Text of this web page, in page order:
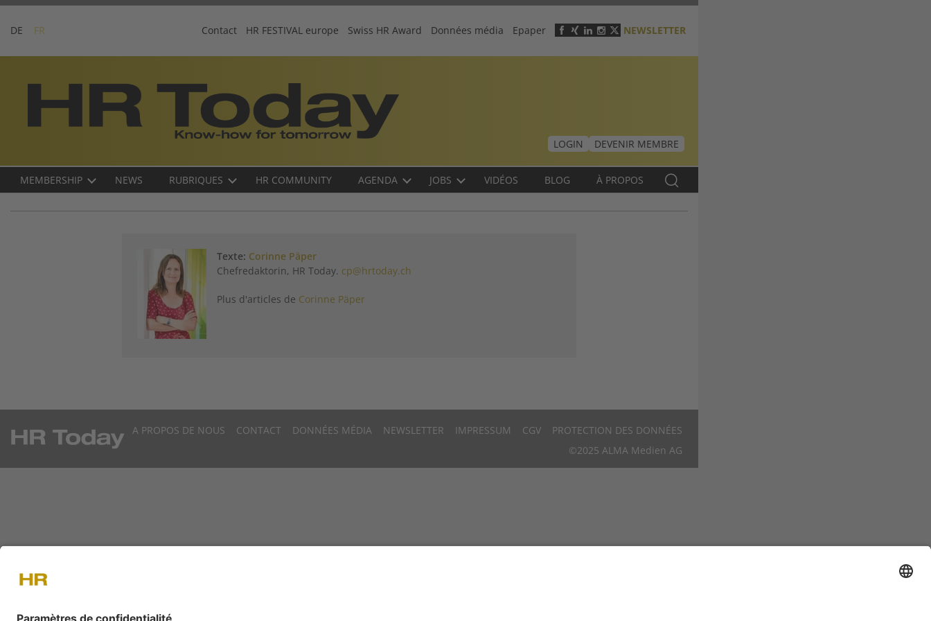
Skip
content
DE FR
Header
menu
Contact HR FESTIVAL europe Swiss HR Award Données média Epaper NEWSLETTER
LOGIN
DEVENIR MEMBRE
Main
MEMBERSHIP NEWS RUBRIQUES HR COMMUNITY AGENDA JOBS VIDÉOS BLOG À PROPOS
Texte: Corinne Päper
Chefredaktorin, HR Today. cp@hrtoday.ch
Plus d'articles de Corinne Päper
FR
A PROPOS DE NOUS CONTACT DONNÉES MÉDIA NEWSLETTER IMPRESSUM CGV
PROTECTION DES DONNÉES
©2025 ALMA Medien AG